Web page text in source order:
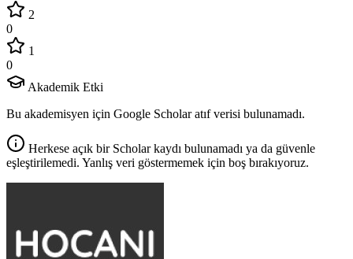
2
0
1
0
Akademik Etki
Bu akademisyen için Google Scholar atıf verisi bulunamadı.
Herkese açık bir Scholar kaydı bulunamadı ya da güvenle
eşleştirilemedi. Yanlış veri göstermemek için boş bırakıyoruz.